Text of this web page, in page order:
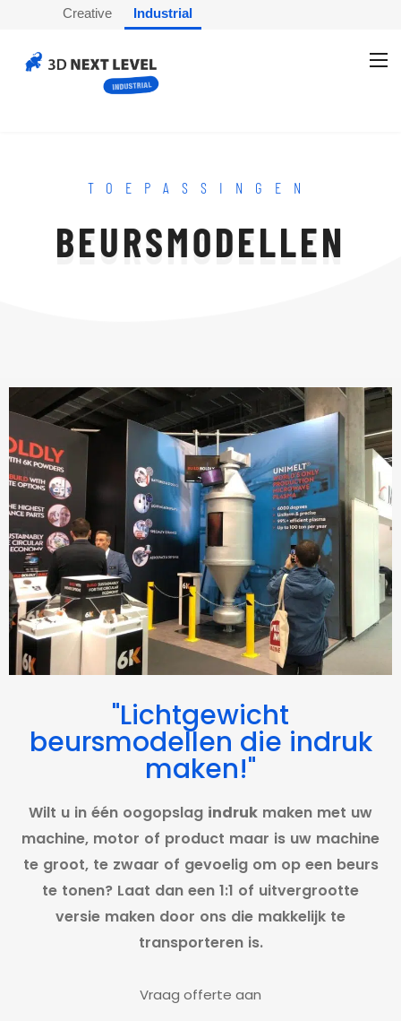
Creative Industrial
TOEPASSINGEN
BEURSMODELLEN
"Lichtgewicht
beursmodellen die indruk
maken!"
Wilt u in één oogopslag indruk maken met uw
machine, motor of product maar is uw machine
te groot, te zwaar of gevoelig om op een beurs
te tonen? Laat dan een 1:1 of uitvergrootte
versie maken door ons die makkelijk te
transporteren is.
Vraag offerte aan